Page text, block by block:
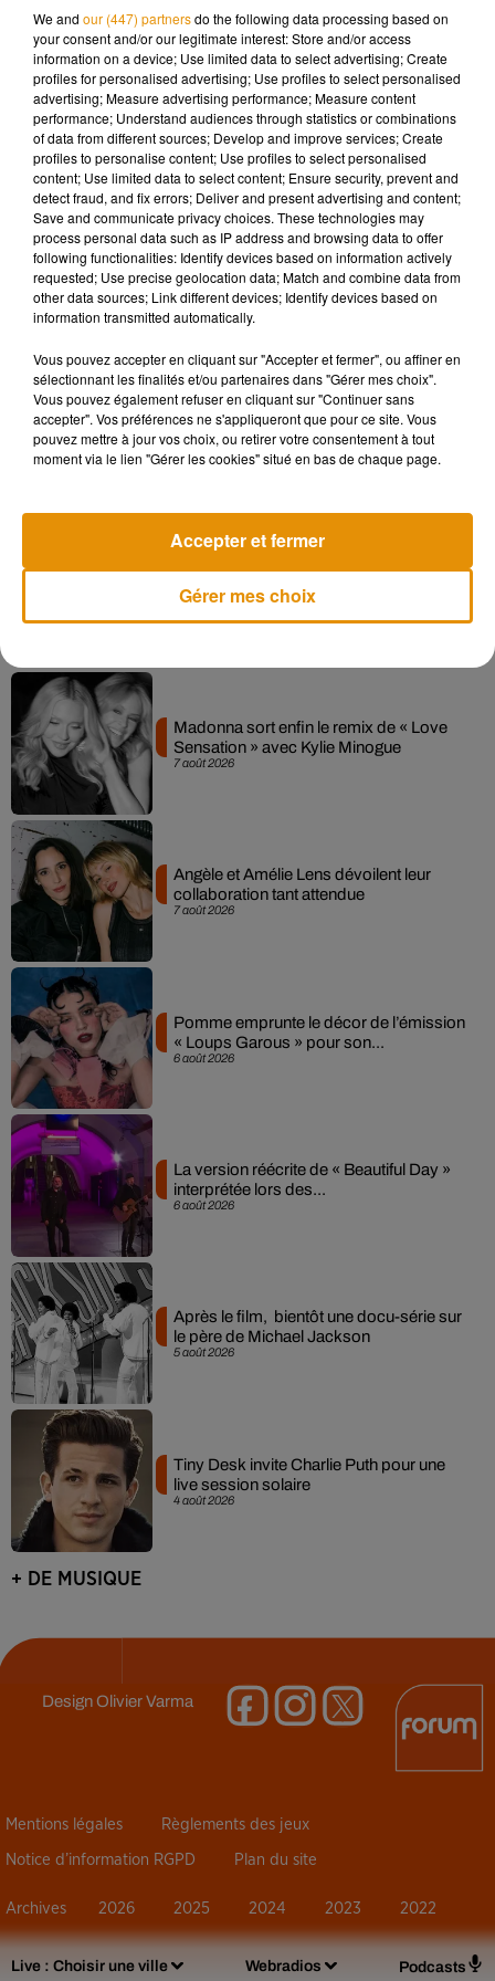
Live : Choisir une ville Webradios Podcasts
Elle ne s'est pas rendue compte qu'elle se trouvait très près
de la bordure du quai et a poussé sans le faire exprès les
roues de la poussette au-delà.
Au loin, un métro arrive. Le père, n’écoutant que son courage,
se jette à son tour dans le tronçon.Il ne peut hélas rien faire
alors que le wagon s’avance de plus en plus
dangereusement d’eux . Ils ont alors l’idée de se mettre à plat
ventre dans un espace vide sous les rails du train,
Quand ils ont vu la rame arriver, ils ont tous les trois été
chanceux de pouvoir se mettre dans un espace vide sous
les rails et le train est passé au-dessus d'eux sans
Le miracle se produit alors :les trois s’en sortent.
Étonnamment, aucun d'entre eux n'a été grièvement
blessés mais par précaution, ils ont été emmenés à l'hôpital
Plus de peur que de mal au final, mais une situation dont
l’issue aurait pu être catastrophique.
7 août 2026
Madonna sort enfin le remix de « Love
Sensation » avec Kylie Minogue
7 août 2026
Angèle et Amélie Lens dévoilent leur
collaboration tant attendue
6 août 2026
Pomme emprunte le décor de l’émission
« Loups Garous » pour son...
6 août 2026
La version réécrite de « Beautiful Day »
interprétée lors des...
5 août 2026
Après le film, bientôt une docu-série sur
le père de Michael Jackson
4 août 2026
Tiny Desk invite Charlie Puth pour une
live session solaire
+ DE MUSIQUE
DesignOlivier Varma
Mentions légales Règlements des jeux
Notice d’information RGPD Plan du site
Archives 2026 2025 2024 2023 2022
We and our (447) partnersdo the following data processing based on
your consent and/or our legitimate interest: Store and/or access
information on a device; Use limited data to select advertising; Create
profiles for personalised advertising; Use profiles to select personalised
advertising; Measure advertising performance; Measure content
performance; Understand audiences through statistics or combinations
of data from different sources; Develop and improve services; Create
profiles to personalise content; Use profiles to select personalised
content; Use limited data to select content; Ensure security, prevent and
detect fraud, and fix errors; Deliver and present advertising and content;
Save and communicate privacy choices. These technologies may
process personal data such as IP address and browsing data to offer
following functionalities: Identify devices based on information actively
requested; Use precise geolocation data; Match and combine data from
other data sources; Link different devices; Identify devices based on
information transmitted automatically.
Vous pouvez accepter en cliquant sur "Accepter et fermer", ou affiner en
sélectionnant les finalités et/ou partenaires dans "Gérer mes choix".
Vous pouvez également refuser en cliquant sur "Continuer sans
accepter". Vos préférences ne s'appliqueront que pour ce site. Vous
pouvez mettre à jour vos choix, ou retirer votre consentement à tout
moment via le lien "Gérer les cookies" situé en bas de chaque page.
Gérer mes choix
Accepter et fermer